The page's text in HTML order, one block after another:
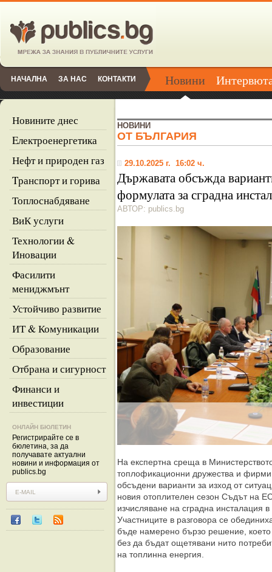
НАЧАЛНА ЗА НАС КОНТАКТИ Новини
Новините днес
Eлектроенергетика
Нефт и природен газ
Tранспорт и горива
Топлоснабдяване
ВиК услуги
Технологии &
Иновации
Фасилити
мениджмънт
Устойчиво развитие
ИТ & Комуникации
Образование
Отбрана и сигурност
Финанси и
инвестиции
ОНЛАЙН БЮЛЕТИН
Регистрирайте се в
бюлетина, за да
получавате актуални
новини и информация от
publics.bg
НОВИНИ
ОТ БЪЛГАРИЯ
29.10.2025 г. 16:02 ч.
Държавата обсъжда
формулата за сградна
АВТОР: publics.bg
На експертна среща в
топлофикационни дружества и
обсъдени варианти за изход от
новия отоплителен сезон Съдът на
изчисляване на сградна инсталация
Участниците в разговора се
бъде намерено бързо решение,
без да бъдат ощетявани нито
на топлинна енергия.